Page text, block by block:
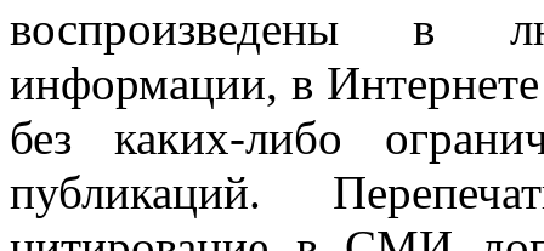
воспроизведены в
информации, в
без каких-либо
публикаций.